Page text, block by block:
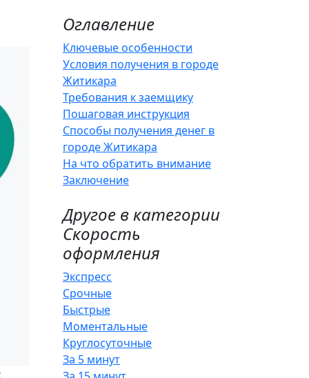
Оглавление
Ключевые особенности
Условия получения в городе
Житикара
Требования к заемщику
Пошаговая инструкция
Способы получения денег в
городе Житикара
На что обратить внимание
Заключение
Другое в категории
Скорость
оформления
Экспресс
Срочные
Быстрые
Моментальные
Круглосуточные
За 5 минут